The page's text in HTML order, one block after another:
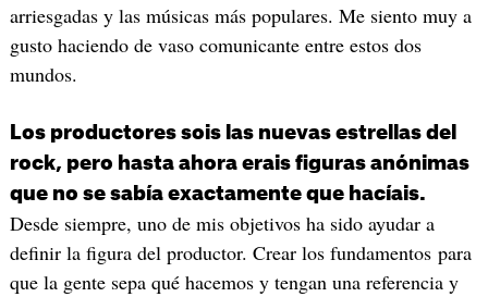
arriesgadas y las músicas más populares. Me siento muy a
gusto haciendo de vaso comunicante entre estos dos
mundos.
Los productores sois las nuevas estrellas del
rock, pero hasta ahora erais figuras anónimas
que no se sabía exactamente que hacíais.
Desde siempre, uno de mis objetivos ha sido ayudar a
definir la figura del productor. Crear los fundamentos para
que la gente sepa qué hacemos y tengan una referencia y